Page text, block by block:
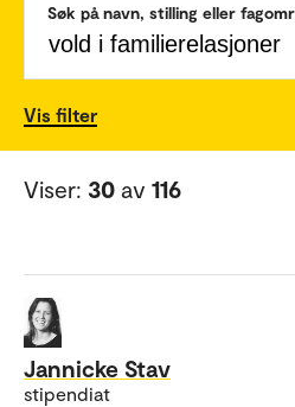
Søk på navn, stilling eller
Vis filter
Viser: 30 av 116
Jannicke Stav
stipendiat